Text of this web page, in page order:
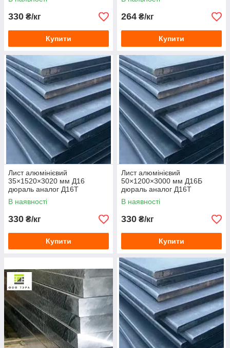
330 ₴/кг
Купити
264 ₴/кг
Купити
Лист алюмінієвий
35×1520×3020 мм Д16
дюраль аналог Д16Т
В наявності
330 ₴/кг
Купити
Лист алюмінієвий
50×1200×3000 мм Д16Б
дюраль аналог Д16Т
В наявності
330 ₴/кг
Купити